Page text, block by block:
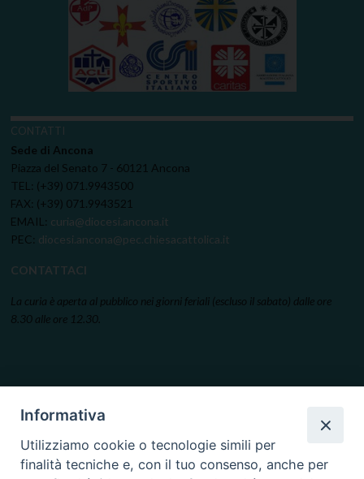
CONTATTI
Sede di Ancona
Piazza del Senato 7 - 60121 Ancona
TEL: (+39) 071.9943500
FAX: (+39) 071.9943521
EMAIL: curia@diocesi.ancona.it
PEC: diocesi.ancona@pec.chiesacattolica.it
CONTATTACI
La curia è aperta al pubblico nei giorni feriali (escluso il sabato) dalle ore
8.30 alle ore 12.30.
Informativa
Utilizziamo cookie o tecnologie simili per
finalità tecniche e, con il tuo consenso, anche per